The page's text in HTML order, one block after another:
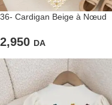
36- Cardigan Beige à Nœud
2,950 DA